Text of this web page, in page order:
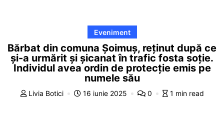
Eveniment
Bărbat din comuna Șoimuș, reținut după ce
și-a urmărit și șicanat în trafic fosta soție.
Individul avea ordin de protecție emis pe
numele său
Livia Botici 16 iunie 2025 0 1 min read